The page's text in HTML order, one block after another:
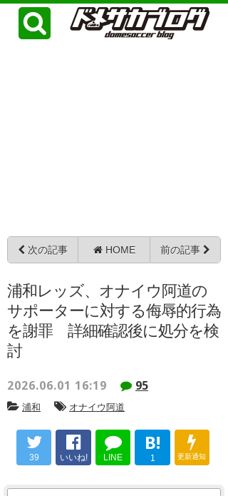
次の記事 HOME 前の記事
浦和レッズ、オナイウ阿道の
サポーターに対する侮辱的行為
を謝罪 詳細確認後に処分を検
討
2026.06.01 16:19 95
浦和 オナイウ阿道
39 いいね! LINE
B!
1 更新通知